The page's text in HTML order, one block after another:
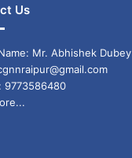
Us
Mr. Abhishek Dubey
9773586480